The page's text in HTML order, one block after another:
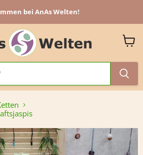
bei AnAs Welten!